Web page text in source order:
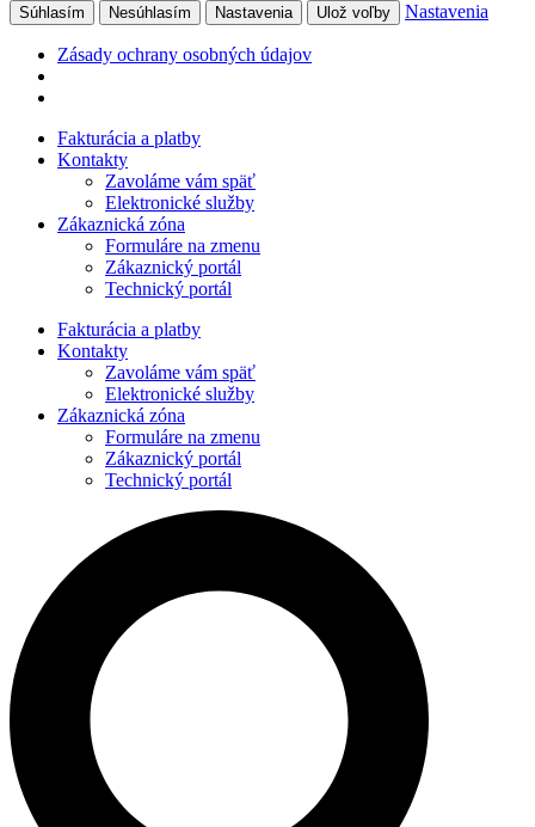
Súhlasím Nesúhlasím Nastavenia Ulož voľby Nastavenia
Zásady ochrany osobných údajov
PreskočiťFakturácia a platby
Kontakty
Zavoláme vám späť
Elektronické služby
Zákaznická zóna
Formuláre na zmenu
Zákaznický portál
Technický portál
Fakturácia a platby
Kontakty
Zavoláme vám späť
Elektronické služby
Zákaznická zóna
Formuláre na zmenu
Zákaznický portál
Technický portál